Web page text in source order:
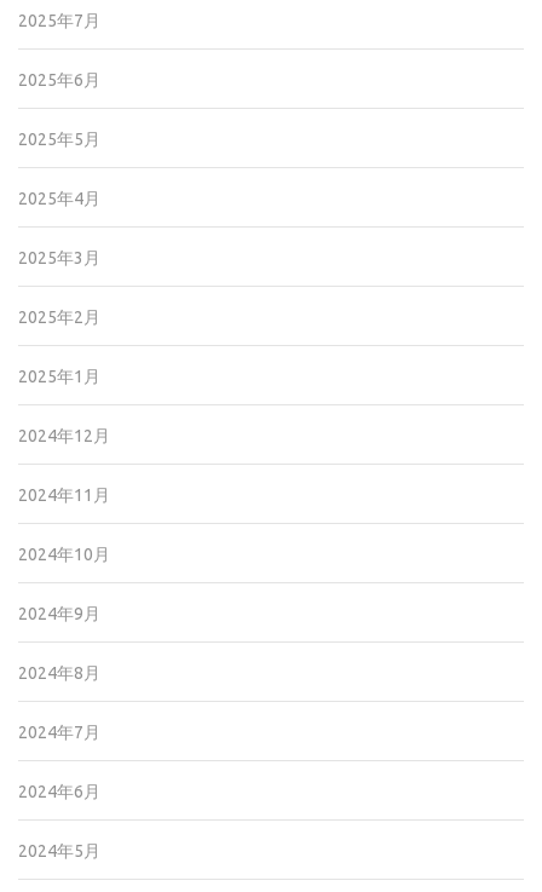
2025年7月
2025年6月
2025年5月
2025年4月
2025年3月
2025年2月
2025年1月
2024年12月
2024年11月
2024年10月
2024年9月
2024年8月
2024年7月
2024年6月
2024年5月